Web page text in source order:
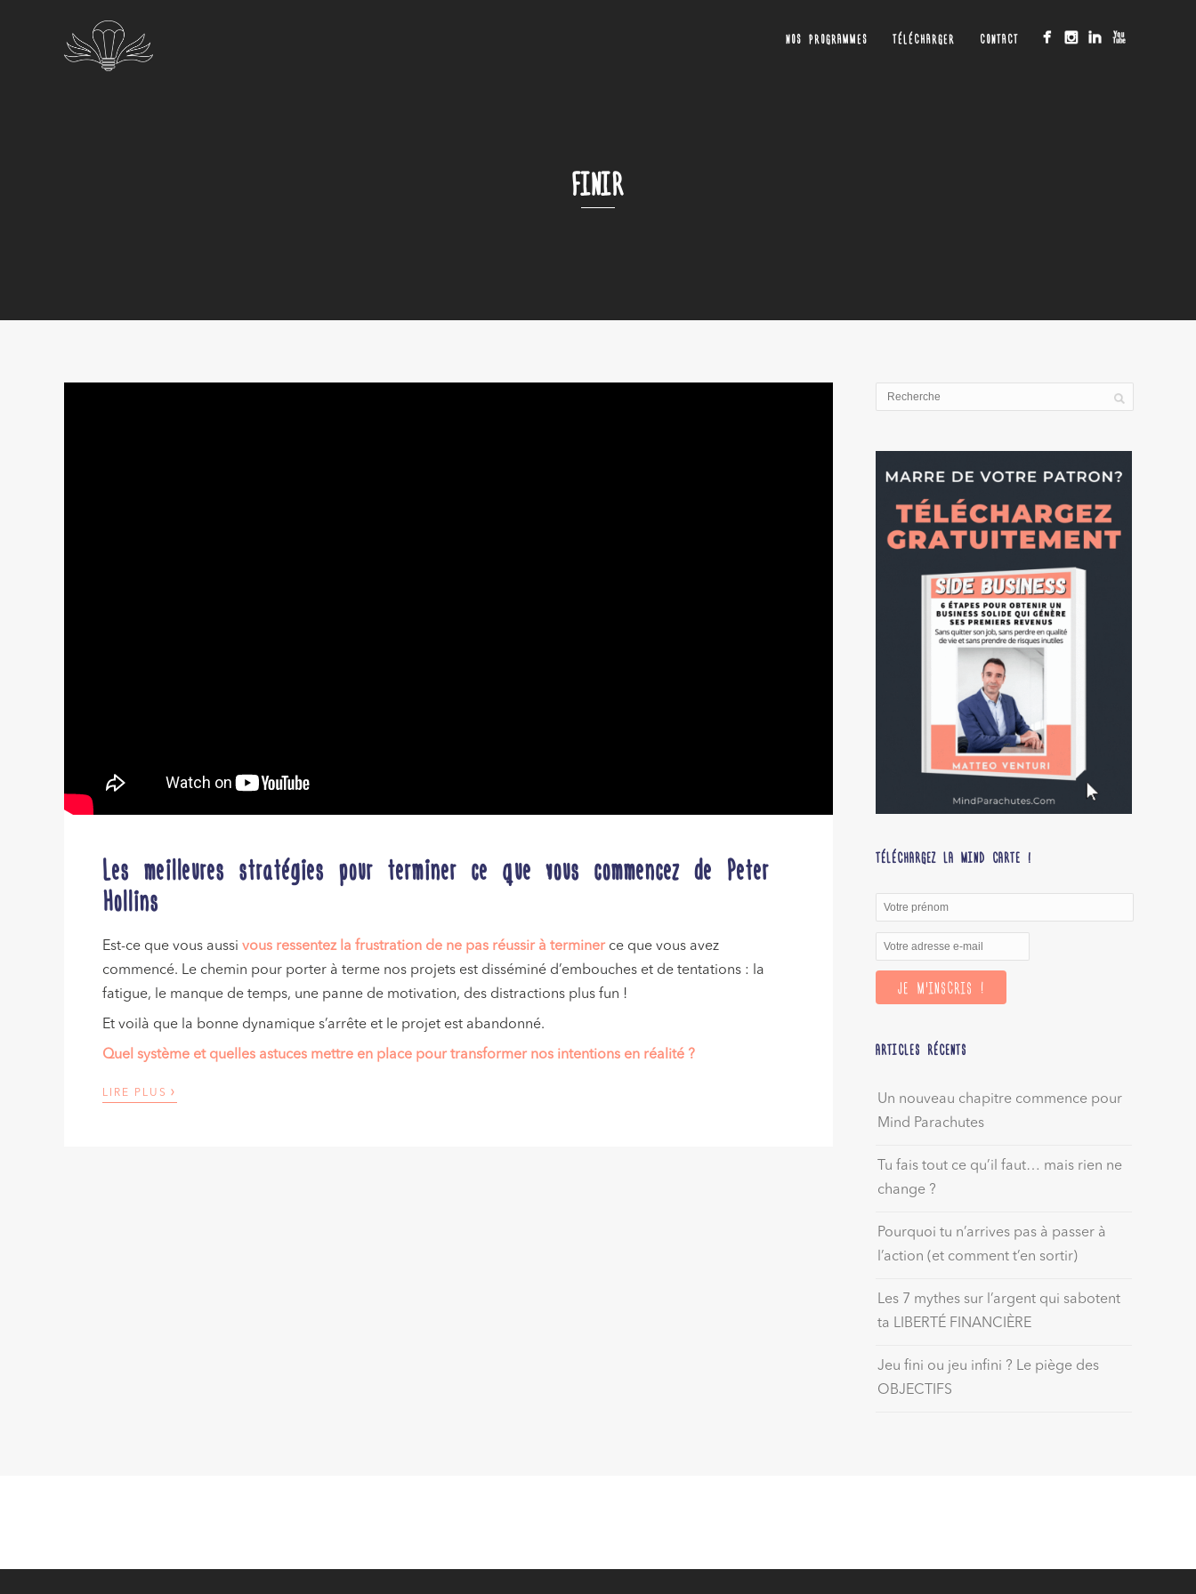
NOS PROGRAMMES TÉLÉCHARGER CONTACT
FINIR
Les meilleures stratégies pour terminer ce que vous commencez de Peter
Hollins
Est-ce que vous aussivous ressentez la frustration de ne pas réussir à terminerce que vous avez
commencé. Le chemin pour porter à terme nos projets est disséminé d’embouches et de tentations : la
fatigue, le manque de temps, une panne de motivation, des distractions plus fun !
Et voilà que la bonne dynamique s’arrête et le projet est abandonné.
Quel système et quelles astuces mettre en place pour transformer nos intentions en réalité ?
LIRE PLUS ›
TÉLÉCHARGEZ LA MIND CARTE !
ARTICLES RÉCENTS
Un nouveau chapitre commence pour
Mind Parachutes
Tu fais tout ce qu’il faut… mais rien ne
change ?
Pourquoi tu n’arrives pas à passer à
l’action (et comment t’en sortir)
Les 7 mythes sur l’argent qui sabotent
ta LIBERTÉ FINANCIÈRE
Jeu fini ou jeu infini ? Le piège des
OBJECTIFS